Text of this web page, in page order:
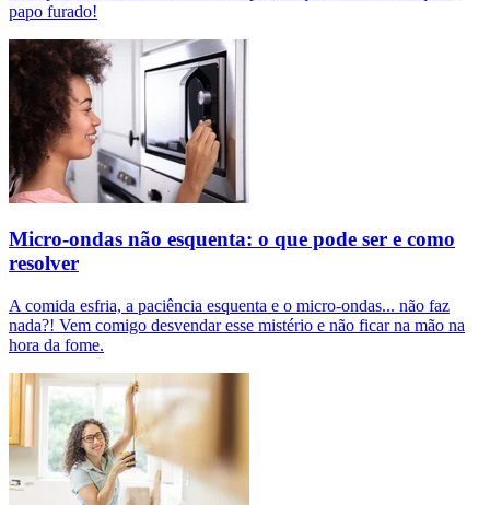
papo furado!
Micro-ondas não esquenta: o que pode ser e como
resolver
A comida esfria, a paciência esquenta e o micro-ondas... não faz
nada?! Vem comigo desvendar esse mistério e não ficar na mão na
hora da fome.